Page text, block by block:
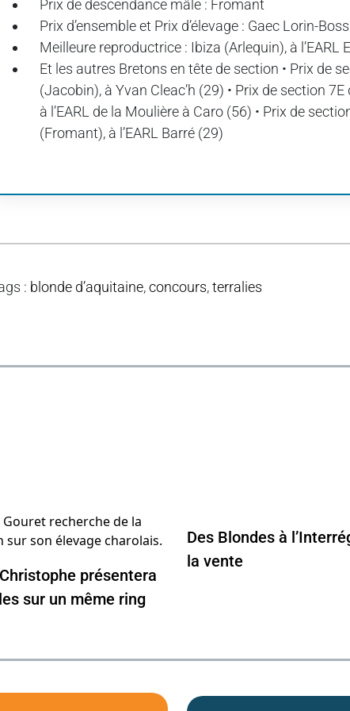
Prix de descendance mâle : Fromant
Prix d’ensemble et Prix d’élevage : Gaec Lorin-
Meilleure reproductrice : Ibiza (Arlequin), à
Et les autres Bretons en tête de section • Prix de
(Jacobin), à Yvan Cleac’h (29) • Prix de section
à l’EARL de la Moulière à Caro (56) • Prix de
(Fromant), à l’EARL Barré (29)
: blonde d’aquitaine,concours,terralies
présentera
sur un même ring
Des Blondes à
la vente